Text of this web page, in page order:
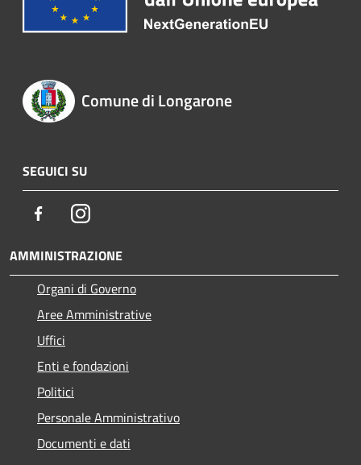
Comune di Longarone
SEGUICI SU
FacebookInstagram
AMMINISTRAZIONE
Organi di Governo
Aree Amministrative
Uffici
Enti e fondazioni
Politici
Personale Amministrativo
Documenti e dati